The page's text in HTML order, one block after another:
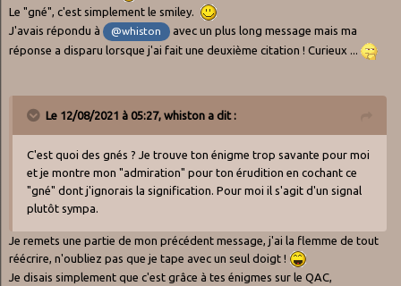
Le "gné", c'est simplement le smiley.
J'avais répondu à
@whiston
avec un plus long message mais ma
réponse a disparu lorsque j'ai fait une deuxième citation ! Curieux ...
Le 12/08/2021 à 05:27, whiston a dit :
C'est quoi des gnés ? Je trouve ton énigme trop savante pour moi
et je montre mon "admiration" pour ton érudition en cochant ce
"gné" dont j'ignorais la signification. Pour moi il s'agit d'un signal
plutôt sympa.
Je remets une partie de mon précédent message, j'ai la flemme de tout
réécrire, n'oubliez pas que je tape avec un seul doigt !
Je disais simplement que c'est grâce à tes énigmes sur le QAC,